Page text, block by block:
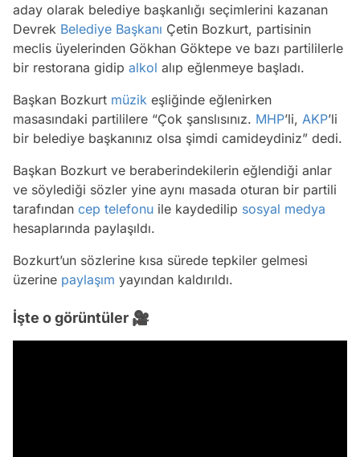
aday olarak belediye başkanlığı seçimlerini kazanan
Devrek Belediye Başkanı Çetin Bozkurt, partisinin
meclis üyelerinden Gökhan Göktepe ve bazı partililerle
bir restorana gidip alkol alıp eğlenmeye başladı.
Başkan Bozkurt müzik eşliğinde eğlenirken
masasındaki partililere “Çok şanslısınız. MHP’li, AKP’li
bir belediye başkanınız olsa şimdi camideydiniz” dedi.
Başkan Bozkurt ve beraberindekilerin eğlendiği anlar
ve söylediği sözler yine aynı masada oturan bir partili
tarafından cep telefonu ile kaydedilip sosyal medya
hesaplarında paylaşıldı.
Bozkurt’un sözlerine kısa sürede tepkiler gelmesi
üzerine paylaşım yayından kaldırıldı.
İşte o görüntüler 🎥